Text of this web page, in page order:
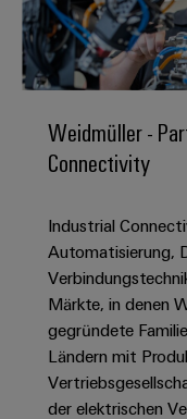
erlebbar
werden.
Datencenter
und
Produkte
für
effizient,
zuverlässig,
skalierbar
Lösungen
und
Produkte
DC-
u-
OS
Computing
Industrial
5G
Single
Pair
Ethernet
und
und
-
Patchkabel
und
Kabel
Fast
Delivery
Beratung
und
digitale
Planung
-
Ihre
Industrial
Vertrieb uns
Distribution
für
unsere
Partner
Vertrieb
Weidmüller
Zahlen
Fakten
Unser
Weidmüller
Academy
People
&
Stellen
für
Für
Praktika
Neuanfang
für
Weidmüller -
Connectivity
Industrial
Automatisierung,
Märkte, in denen
gegründete
Ländern mit
der elektrischen